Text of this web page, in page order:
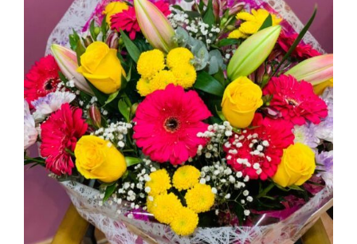
AÑADIR AL CARRITO
/
DETALLES